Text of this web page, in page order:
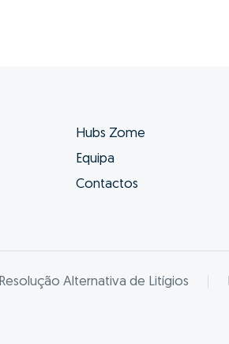
Hubs Zome
Equipa
Contactos
Resolução Alternativa de Litígios